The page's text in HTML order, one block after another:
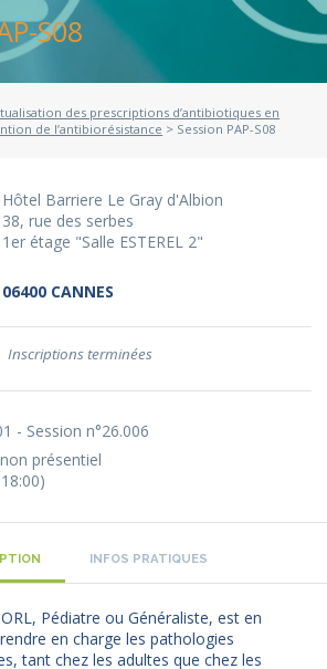
S08
des prescriptions d’antibiotiques en
de l’antibiorésistance > Session PAP-S08
Hôtel Barriere Le Gray d'Albion
38, rue des serbes
1er étage "Salle ESTEREL 2"
06400 CANNES
- Session n°26.006
présentiel
Inscriptions terminées
INFOS PRATIQUES
Pédiatre ou Généraliste, est en
en charge les pathologies
tant chez les adultes que chez les